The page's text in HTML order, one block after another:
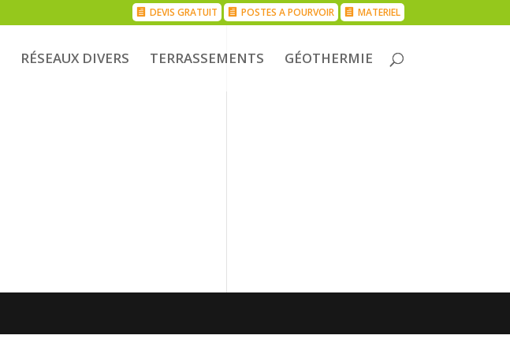
DEVIS GRATUIT POSTES A POURVOIR MATERIEL
RÉSEAUX DIVERS TERRASSEMENTS GÉOTHERMIE